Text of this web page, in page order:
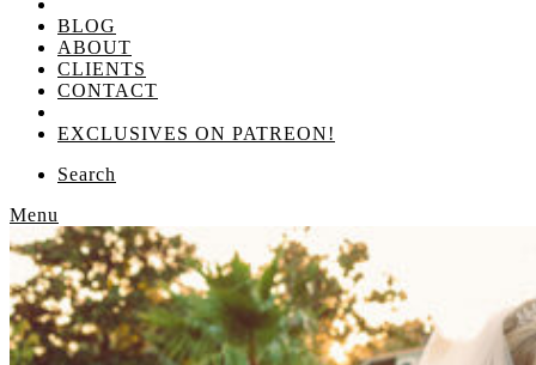
BLOG
ABOUT
CLIENTS
CONTACT
EXCLUSIVES ON PATREON!
Search
Menu